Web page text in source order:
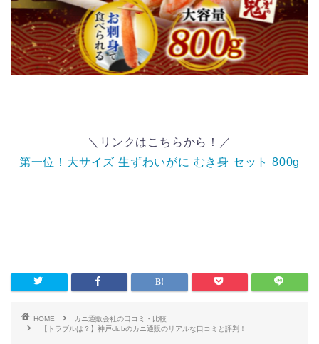
＼リンクはこちらから！／
第一位！大サイズ 生ずわいがに むき身 セット 800g
HOME
カニ通販会社の口コミ・比較
【トラブルは？】神戸clubのカニ通販のリアルな口コミと評判！